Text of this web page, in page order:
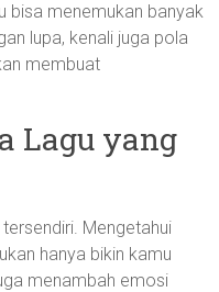
bisa menemukan banyak
lupa, kenali juga pola
membuat
Lagu yang
Mengetahui
hanya bikin kamu
menambah emosi